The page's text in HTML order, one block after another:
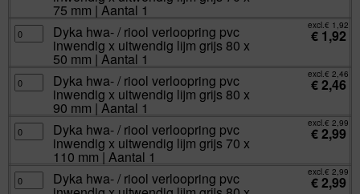
70
x
50
Aantal
1
aantal
verloopring
pvc
inwendig
x
70
x
75
Aantal
1
aantal
75 mm | Aantal 1
Dyka
hwa-
/
verloopring
pvc
inwendig
x
80
x
50
Aantal
1
aantal
Dyka hwa- / riool verloopring pvc
inwendig x uitwendig lijm grijs 80 x
50 mm | Aantal 1
excl.€ 1,92
€ 1,92
Dyka
hwa-
/
verloopring
pvc
inwendig
x
80
x
Dyka hwa- / riool verloopring pvc
inwendig x uitwendig lijm grijs 80 x
90 mm | Aantal 1
excl.€ 2,46
€2,46
Dyka
hwa-
/
verloopring
pvc
inwendig
x
Dyka hwa- / riool verloopring pvc
inwendig x uitwendig lijm grijs 70 x
110 mm | Aantal 1
excl.€ 2,99
€2,99
Dyka
hwa- Dyka hwa- / riool verloopring pvc excl.€ 2,99
€2,99